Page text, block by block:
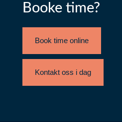
Booke time?
Book time online
Kontakt oss i dag